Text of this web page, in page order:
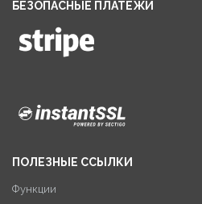
БЕЗОПАСНЫЕ ПЛАТЕЖИ
ПОЛЕЗНЫЕ ССЫЛКИ
Функции